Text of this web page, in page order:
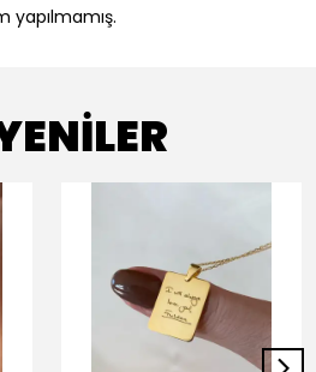
yapılmamış.